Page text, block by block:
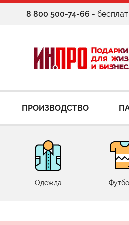
8 800 500-74-66 -
ПРОИЗВОДСТВО
Одежда